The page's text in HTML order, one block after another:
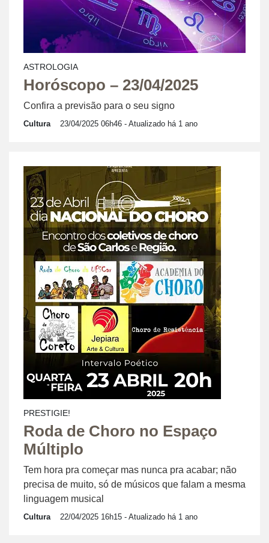
ASTROLOGIA
Horóscopo – 23/04/2025
Confira a previsão para o seu signo
Cultura 23/04/2025 06h46 - Atualizado há 1 ano
PRESTIGIE!
Roda de Choro no Espaço
Múltiplo
Tem hora pra começar mas nunca pra acabar; não
precisa de muito, só de músicos que falam a mesma
linguagem musical
Cultura 22/04/2025 16h15 - Atualizado há 1 ano